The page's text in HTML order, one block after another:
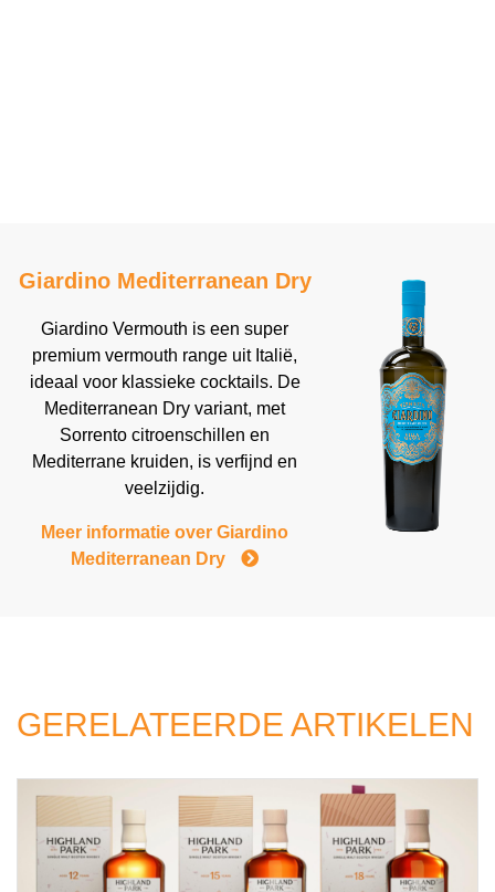
Giardino Mediterranean Dry
Giardino Vermouth is een super
premium vermouth range uit Italië,
ideaal voor klassieke cocktails. De
Mediterranean Dry variant, met
Sorrento citroenschillen en
Mediterrane kruiden, is verfijnd en
veelzijdig.
Meer informatie over Giardino
Mediterranean Dry
GERELATEERDE ARTIKELEN